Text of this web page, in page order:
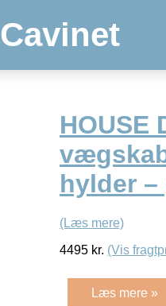
Cavinet
HOUSE
hylder
(Læs mere)
4495 kr. (Vis
Læs mere »